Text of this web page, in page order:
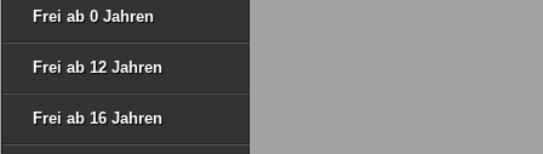
Frei ab 0 Jahren
Frei ab 12 Jahren
Frei ab 16 Jahren